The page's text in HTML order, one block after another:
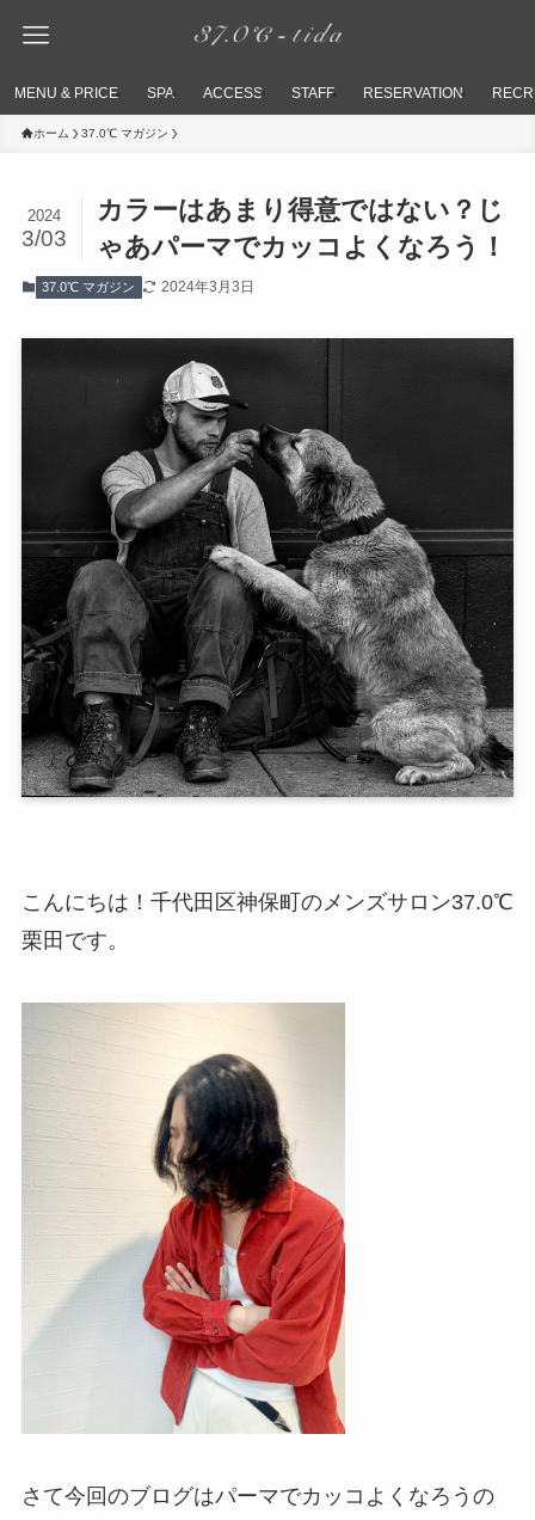
MENU & PRICE SPA ACCESS STAFF RESERVATION
ホーム 37.0℃ マガジン
カラーはあまり得意ではない？じ
ゃあパーマでカッコよくなろう！
2024
3/03
37.0℃ マガジン 2024年3月3日
こんにちは！千代田区神保町のメンズサロン37.0℃
栗田です。
さて今回のブログはパーマでカッコよくなろうの